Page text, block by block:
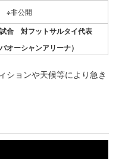
※非公開
合 対フットサルタイ代表
オーシャンアリーナ）
ションや天候等により急き